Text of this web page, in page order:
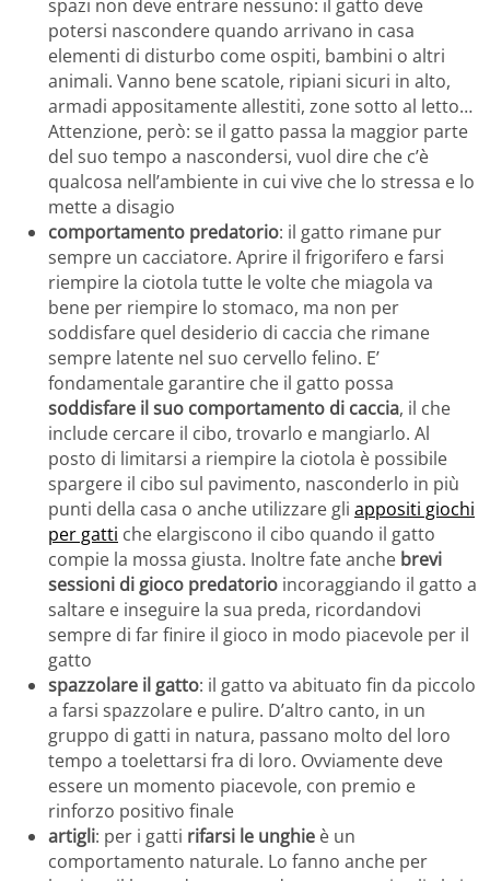
spazi non deve entrare nessuno: il gatto deve
potersi nascondere quando arrivano in casa
elementi di disturbo come ospiti, bambini o altri
animali. Vanno bene scatole, ripiani sicuri in alto,
armadi appositamente allestiti, zone sotto al letto…
Attenzione, però: se il gatto passa la maggior parte
del suo tempo a nascondersi, vuol dire che c’è
qualcosa nell’ambiente in cui vive che lo stressa e lo
mette a disagio
comportamento predatorio: il gatto rimane pur
sempre un cacciatore. Aprire il frigorifero e farsi
riempire la ciotola tutte le volte che miagola va
bene per riempire lo stomaco, ma non per
soddisfare quel desiderio di caccia che rimane
sempre latente nel suo cervello felino. E’
fondamentale garantire che il gatto possa
soddisfare il suo comportamento di caccia, il che
include cercare il cibo, trovarlo e mangiarlo. Al
posto di limitarsi a riempire la ciotola è possibile
spargere il cibo sul pavimento, nasconderlo in più
punti della casa o anche utilizzare gli appositi giochi
per gatti che elargiscono il cibo quando il gatto
compie la mossa giusta. Inoltre fate anche brevi
sessioni di gioco predatorio incoraggiando il gatto a
saltare e inseguire la sua preda, ricordandovi
sempre di far finire il gioco in modo piacevole per il
gatto
spazzolare il gatto: il gatto va abituato fin da piccolo
a farsi spazzolare e pulire. D’altro canto, in un
gruppo di gatti in natura, passano molto del loro
tempo a toelettarsi fra di loro. Ovviamente deve
essere un momento piacevole, con premio e
rinforzo positivo finale
artigli: per i gatti rifarsi le unghie è un
comportamento naturale. Lo fanno anche per